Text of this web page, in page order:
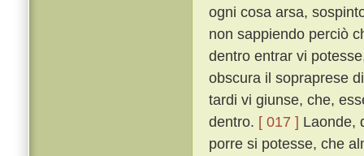
ogni cosa arsa,
non sappiendo perciò
dentro entrar vi
obscura il sopraprese
tardi vi giunse, che,
dentro. [ 017 ] Laonde,
porre si potesse, che